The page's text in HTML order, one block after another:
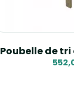
Poubelle de tri